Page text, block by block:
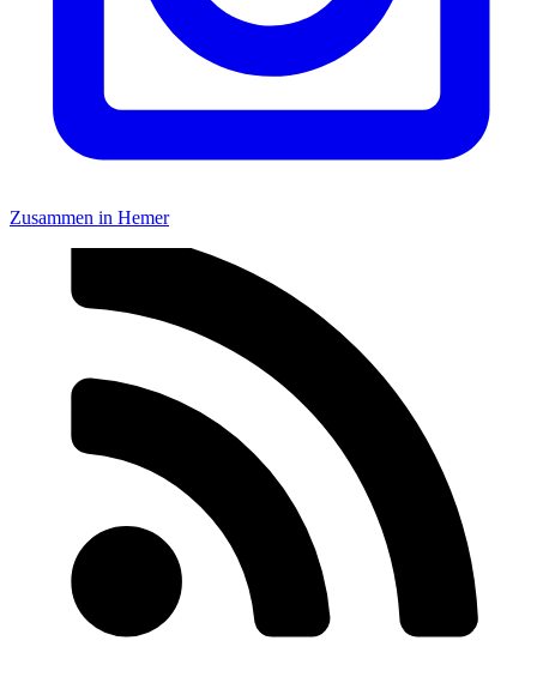
Zusammen in Hemer